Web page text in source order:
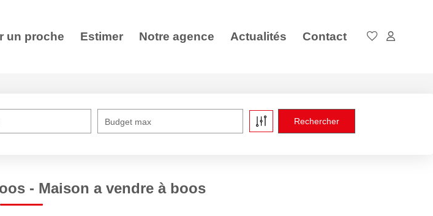
un proche Estimer Notre agence Actualités Contact
Budget max
- Maison a vendre à boos